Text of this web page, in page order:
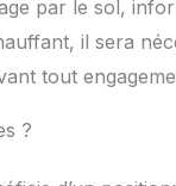
par le sol,
il sera
tout
?